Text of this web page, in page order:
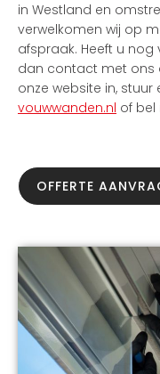
in Westland en
verwelkomen wij op
afspraak. Heeft u
dan contact met ons
onze website in,
vouwwanden.nl of bel
OFFERTE